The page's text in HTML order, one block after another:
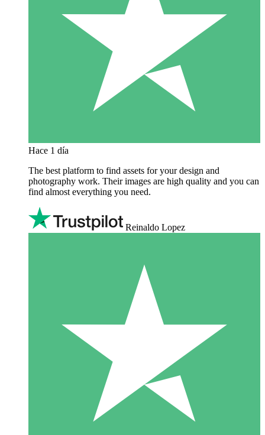
Hace 1 día
The best platform to find assets for your design and
photography work. Their images are high quality and you can
find almost everything you need.
Reinaldo Lopez